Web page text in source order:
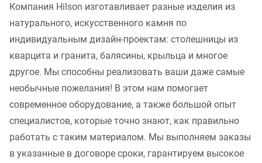
Компания Hilson изготавливает разные изделия из
натурального, искусственного камня по
индивидуальным дизайн-проектам: столешницы из
кварцита и гранита, балясины, крыльца и многое
другое. Мы способны реализовать ваши даже самые
необычные пожелания! В этом нам помогает
современное оборудование, а также большой опыт
специалистов, которые точно знают, как правильно
работать с таким материалом. Мы выполняем заказы
в указанные в договоре сроки, гарантируем высокое